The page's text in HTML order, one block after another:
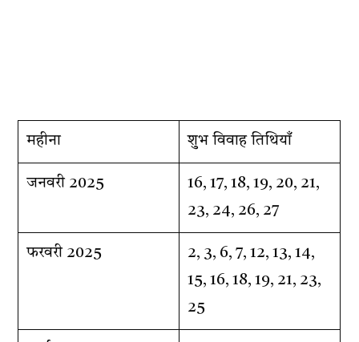
महीना शुभ विवाह तिथियाँ
जनवरी 2025
16, 17, 18, 19, 20, 21,
23, 24, 26, 27
फरवरी 2025
2, 3, 6, 7, 12, 13, 14,
15, 16, 18, 19, 21, 23,
25